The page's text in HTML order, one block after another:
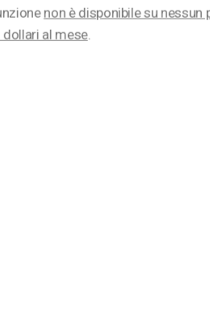
non è disponibile su nessun
al mese.